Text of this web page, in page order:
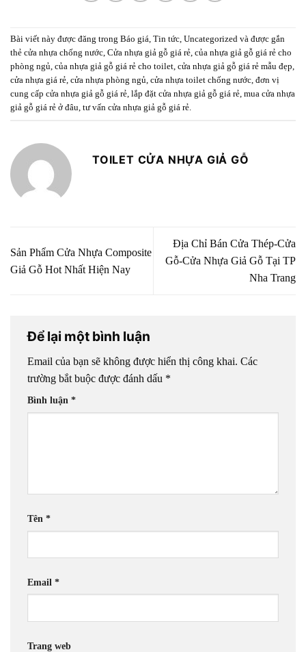
Bài viết này được đăng trong Báo giá, Tin tức, Uncategorized và được gắn
thẻ cửa nhựa chống nước, Cửa nhựa giả gỗ giá rẻ, của nhựa giả gỗ giá rẻ cho
phòng ngủ, của nhựa giả gỗ giá rẻ cho toilet, cửa nhựa giả gỗ giá rẻ mẫu đẹp,
cửa nhựa giá rẻ, cửa nhựa phòng ngủ, cửa nhựa toilet chống nước, đơn vị
cung cấp cửa nhựa giả gỗ giá rẻ, lắp đặt cửa nhựa giả gỗ giá rẻ, mua cửa nhựa
giả gỗ giá rẻ ở đâu, tư vấn cửa nhựa giả gỗ giá rẻ.
TOILET CỬA NHỰA GIẢ GỖ
Sản Phẩm Cửa Nhựa Composite
Giả Gỗ Hot Nhất Hiện Nay
Địa Chỉ Bán Cửa Thép-Cửa
Gỗ-Cửa Nhựa Giả Gỗ Tại TP
Nha Trang
Để lại một bình luận
Email của bạn sẽ không được hiển thị công khai. Các
trường bắt buộc được đánh dấu *
Bình luận *
Tên *
Email *
Trang web